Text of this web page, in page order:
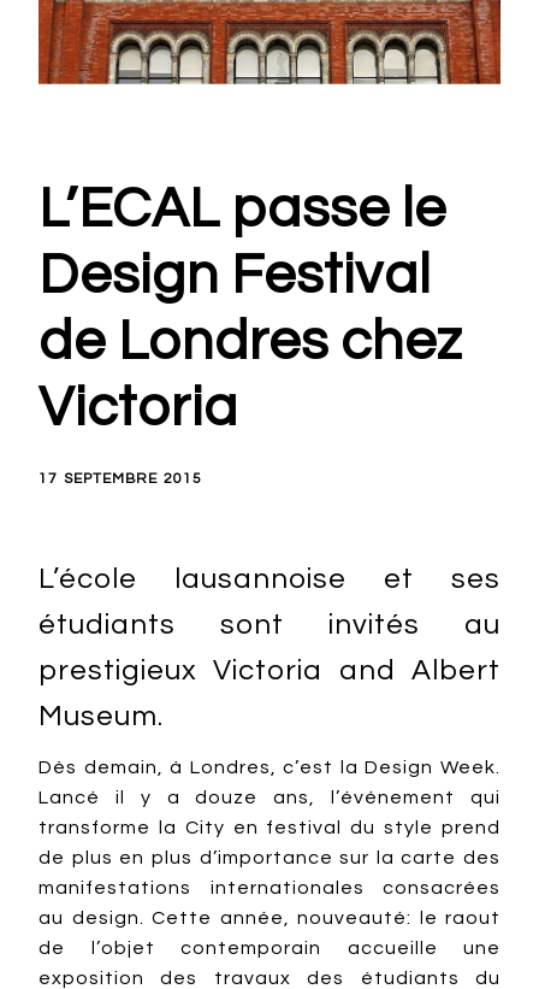
L’ECAL passe le
Design Festival
de Londres chez
Victoria
17 SEPTEMBRE 2015
L’école lausannoise et ses
étudiants sont invités au
prestigieux Victoria and Albert
Museum.
Dès demain, à Londres, c’est la Design Week.
Lancé il y a douze ans, l’événement qui
transforme la City en festival du style prend
de plus en plus d’importance sur la carte des
manifestations internationales consacrées
au design. Cette année, nouveauté: le raout
de l’objet contemporain accueille une
exposition des travaux des étudiants du